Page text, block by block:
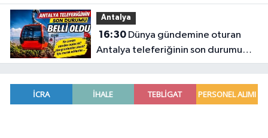
destek
Antalya
16:30Dünya gündemine oturan
Antalya teleferiğinin son durumu
belli oldu